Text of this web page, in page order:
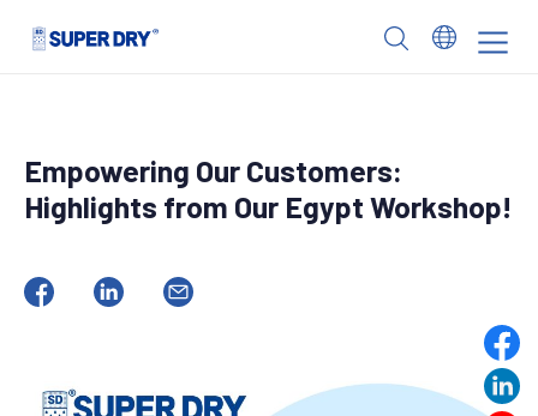
Empowering Our Customers:
Highlights from Our Egypt Workshop!